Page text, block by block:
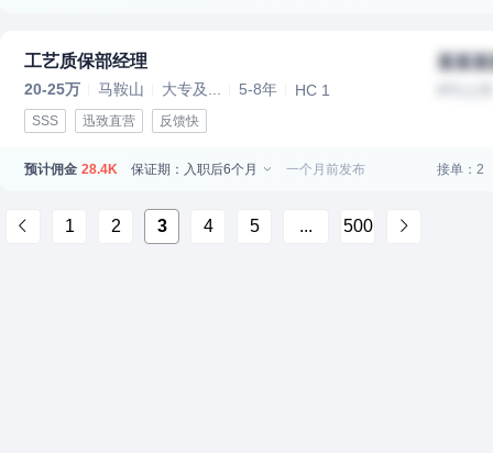
工艺质保部经理
20-25万 马鞍山 大专及... 5-8年 HC 1
SSS 迅致直营 反馈快
某某
预计佣金 28.4K 保证期：入职后6个月 一个月前发布 接单：2
1 2 3 4 5 ... 500